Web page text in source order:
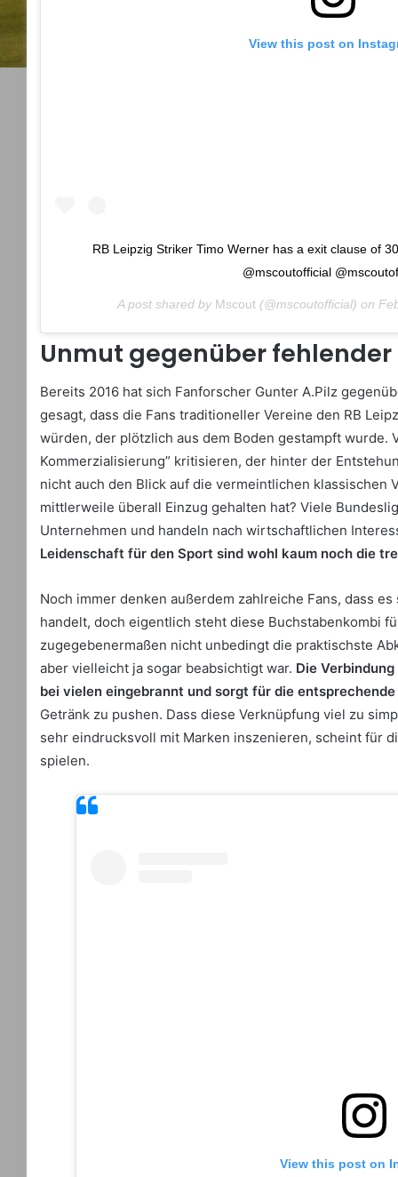
View this post on
RB Leipzig Striker Timo Werner has a exit clause of
@mscoutofficial
A post shared by Mscout (@mscoutofficial) on
Unmut gegenüber
Bereits 2016 hat sich Fanforscher Gunter A.Pilz
gesagt, dass die Fans traditioneller Vereine den RB
würden, der plötzlich aus dem Boden gestampft wurde.
Kommerzialisierung” kritisieren, der hinter der
nicht auch den Blick auf die vermeintlichen klassischen
mittlerweile überall Einzug gehalten hat? Viele
Unternehmen und handeln nach wirtschaftlichen
Leidenschaft für den Sport sind wohl kaum noch die
Noch immer denken außerdem zahlreiche Fans, dass
handelt, doch eigentlich steht diese Buchstabenkombi
zugegebenermaßen nicht unbedingt die praktischste
aber vielleicht ja sogar beabsichtigt war. Die
bei vielen eingebrannt und sorgt für die
Getränk zu pushen. Dass diese Verknüpfung viel zu
sehr eindrucksvoll mit Marken inszenieren, scheint für
spielen.
View this post on